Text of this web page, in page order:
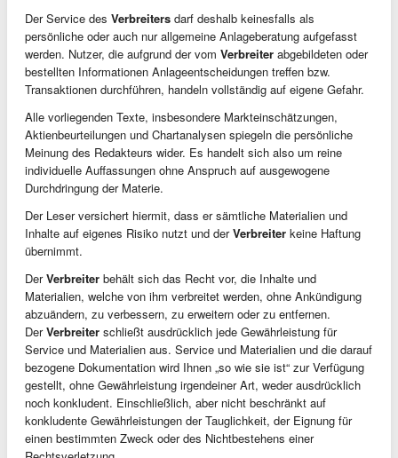
Der Service des Verbreiters darf deshalb keinesfalls als
persönliche oder auch nur allgemeine Anlageberatung aufgefasst
werden. Nutzer, die aufgrund der vom Verbreiter abgebildeten oder
bestellten Informationen Anlageentscheidungen treffen bzw.
Transaktionen durchführen, handeln vollständig auf eigene Gefahr.
Alle vorliegenden Texte, insbesondere Markteinschätzungen,
Aktienbeurteilungen und Chartanalysen spiegeln die persönliche
Meinung des Redakteurs wider. Es handelt sich also um reine
individuelle Auffassungen ohne Anspruch auf ausgewogene
Durchdringung der Materie.
Der Leser versichert hiermit, dass er sämtliche Materialien und
Inhalte auf eigenes Risiko nutzt und derVerbreiter keine Haftung
übernimmt.
DerVerbreiter behält sich das Recht vor, die Inhalte und
Materialien, welche von ihm verbreitet werden, ohne Ankündigung
abzuändern, zu verbessern, zu erweitern oder zu entfernen.
DerVerbreiter schließt ausdrücklich jede Gewährleistung für
Service und Materialien aus. Service und Materialien und die darauf
bezogene Dokumentation wird Ihnen „so wie sie ist“ zur Verfügung
gestellt, ohne Gewährleistung irgendeiner Art, weder ausdrücklich
noch konkludent. Einschließlich, aber nicht beschränkt auf
konkludente Gewährleistungen der Tauglichkeit, der Eignung für
einen bestimmten Zweck oder des Nichtbestehens einer